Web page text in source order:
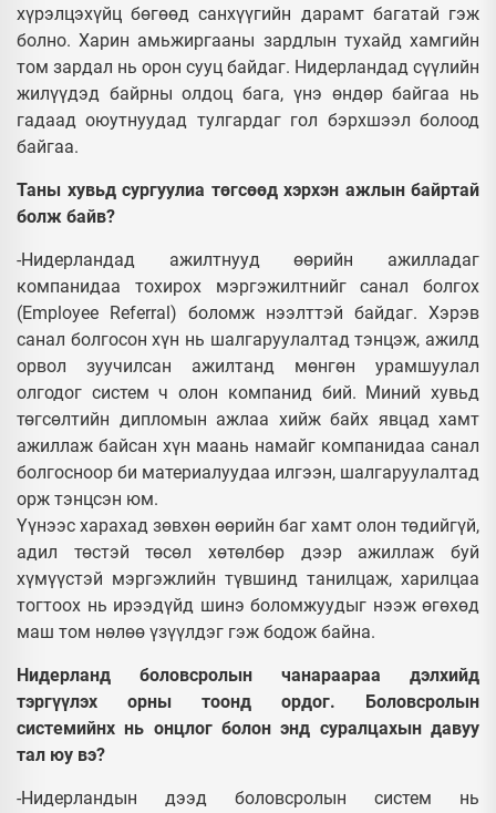
хүрэлцэхүйц бөгөөд санхүүгийн дарамт багатай гэж
болно. Харин амьжиргааны зардлын тухайд хамгийн
том зардал нь орон сууц байдаг. Нидерландад сүүлийн
жилүүдэд байрны олдоц бага, үнэ өндөр байгаа нь
гадаад оюутнуудад тулгардаг гол бэрхшээл болоод
байгаа.
Таны хувьд сургуулиа төгсөөд хэрхэн ажлын байртай
болж байв?
-Нидерландад ажилтнууд өөрийн ажилладаг
компанидаа тохирох мэргэжилтнийг санал болгох
(Employee Referral) боломж нээлттэй байдаг. Хэрэв
санал болгосон хүн нь шалгаруулалтад тэнцэж, ажилд
орвол зуучилсан ажилтанд мөнгөн урамшуулал
олгодог систем ч олон компанид бий. Миний хувьд
төгсөлтийн дипломын ажлаа хийж байх явцад хамт
ажиллаж байсан хүн маань намайг компанидаа санал
болгосноор би материалуудаа илгээн, шалгаруулалтад
орж тэнцсэн юм.
Үүнээс харахад зөвхөн өөрийн баг хамт олон төдийгүй,
адил төстэй төсөл хөтөлбөр дээр ажиллаж буй
хүмүүстэй мэргэжлийн түвшинд танилцаж, харилцаа
тогтоох нь ирээдүйд шинэ боломжуудыг нээж өгөхөд
маш том нөлөө үзүүлдэг гэж бодож байна.
Нидерланд боловсролын чанараараа дэлхийд
тэргүүлэх орны тоонд ордог. Боловсролын
системийнх нь онцлог болон энд суралцахын давуу
тал юу вэ?
-Нидерландын дээд боловсролын систем нь